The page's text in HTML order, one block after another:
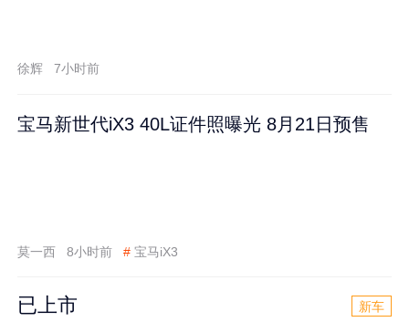
徐辉 7小时前
宝马新世代iX3 40L证件照曝光 8月21日预售
莫一西 8小时前 # 宝马iX3
已上市 新车